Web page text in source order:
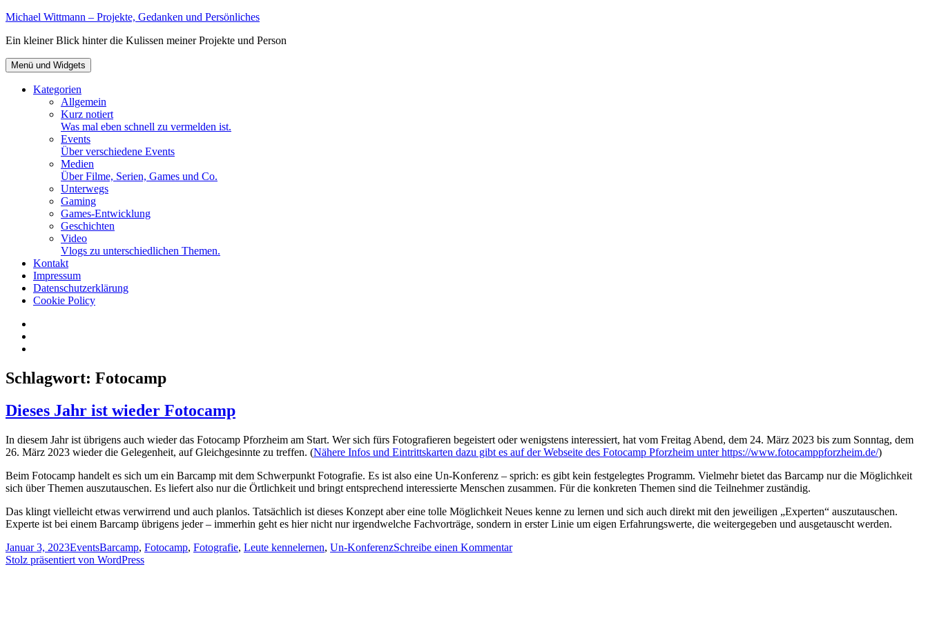
Zum
springen
Michael Wittmann – Projekte, Gedanken und Persönliches
Ein kleiner Blick hinter die Kulissen meiner Projekte und Person
Menü und Widgets
Kategorien
Allgemein
Kurz notiert
Was mal eben schnell zu vermelden ist.
Events
Über verschiedene Events
Medien
Über Filme, Serien, Games und Co.
Unterwegs
Gaming
Games-Entwicklung
Geschichten
Video
Vlogs zu unterschiedlichen Themen.
Kontakt
Impressum
Datenschutzerklärung
Cookie Policy
Schlagwort: Fotocamp
Dieses Jahr ist wieder Fotocamp
In diesem Jahr ist übrigens auch wieder das Fotocamp Pforzheim am Start. Wer sich fürs Fotografieren begeistert oder wenigstens interessiert, hat vom Freitag Abend, dem 24. März 2023 bis zum Sonntag, dem
26. März 2023 wieder die Gelegenheit, auf Gleichgesinnte zu treffen. (Nähere Infos und Eintrittskarten dazu gibt es auf der Webseite des Fotocamp Pforzheim unter https://www.fotocamppforzheim.de/)
Beim Fotocamp handelt es sich um ein Barcamp mit dem Schwerpunkt Fotografie. Es ist also eine Un-Konferenz – sprich: es gibt kein festgelegtes Programm. Vielmehr bietet das Barcamp nur die Möglichkeit
sich über Themen auszutauschen. Es liefert also nur die Örtlichkeit und bringt entsprechend interessierte Menschen zusammen. Für die konkreten Themen sind die Teilnehmer zuständig.
Das klingt vielleicht etwas verwirrend und auch planlos. Tatsächlich ist dieses Konzept aber eine tolle Möglichkeit Neues kenne zu lernen und sich auch direkt mit den jeweiligen „Experten“ auszutauschen.
Experte ist bei einem Barcamp übrigens jeder – immerhin geht es hier nicht nur irgendwelche Fachvorträge, sondern in erster Linie um eigen Erfahrungswerte, die weitergegeben und ausgetauscht werden.
Veröffentlicht
am
Januar 3, 2023Kategorien
EventsSchlagwörter
Barcamp, Fotocamp, Fotografie, Leute kennelernen, Un-KonferenzSchreibe einen Kommentarzu
Stolz präsentiert von WordPress